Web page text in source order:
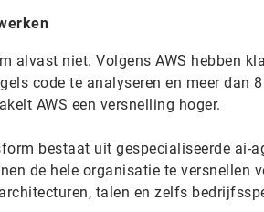
alvast niet. Volgens AWS hebben
code te analyseren en meer dan
AWS een versnelling hoger.
bestaat uit gespecialiseerde ai-
de hele organisatie te versnellen
talen en zelfs